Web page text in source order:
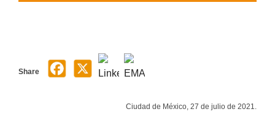
Share
Ciudad de México, 27 de julio de 2021.